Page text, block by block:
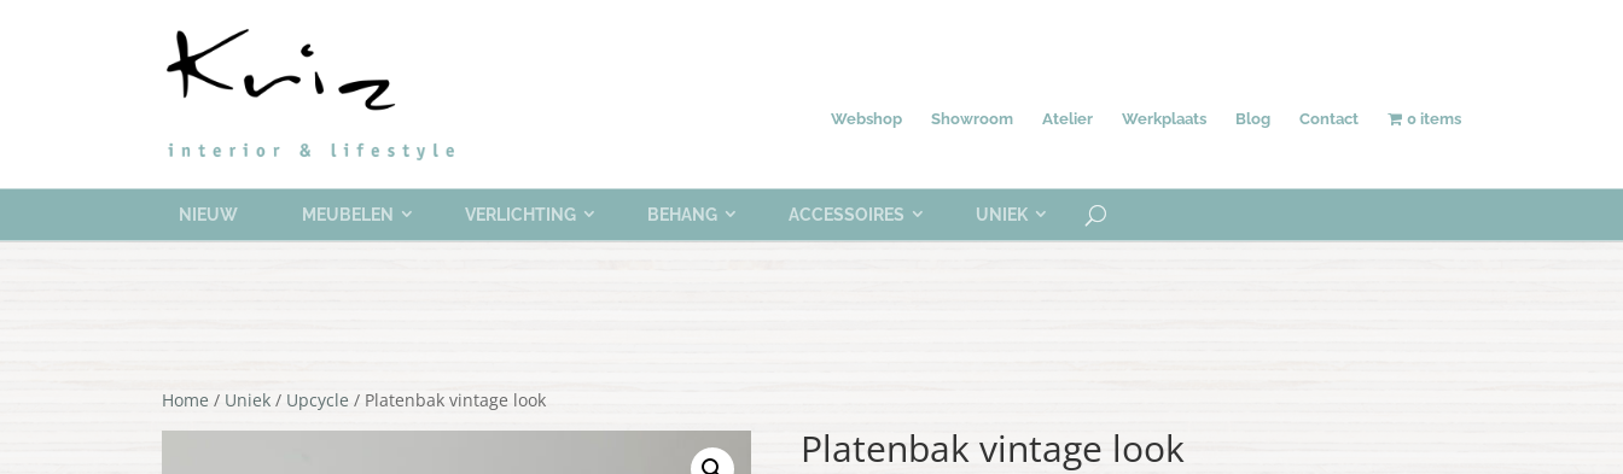
Webshop Showroom Atelier Werkplaats Blog Contact 0 items
NIEUW MEUBELEN VERLICHTING BEHANG ACCESSOIRES UNIEK
Home / Uniek / Upcycle / Platenbak vintage look
Platenbak vintage look